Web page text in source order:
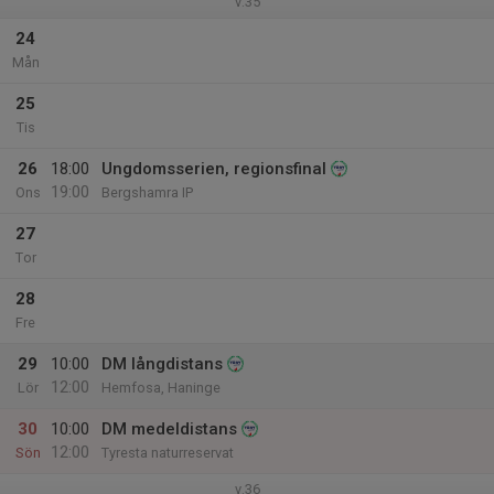
24
Mån
25
Tis
26
Ons
18:00
19:00
Ungdomsserien, regionsfinal
Bergshamra IP
27
Tor
28
Fre
29
Lör
10:00
12:00
DM långdistans
Hemfosa, Haninge
30
Sön
10:00
12:00
DM medeldistans
Tyresta naturreservat
v.36